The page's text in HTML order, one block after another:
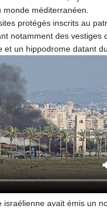
méditerranéen.
protégés inscrits au
notamment des vestiges
et un hippodrome datant
israélienne avait émis un